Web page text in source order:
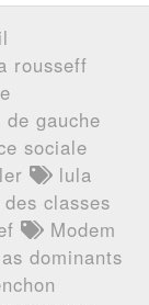
rousseff
gauche
sociale
lula
classes
Modem
dominants